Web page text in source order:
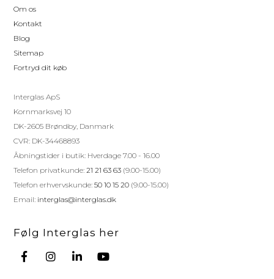
Om os
Kontakt
Blog
Sitemap
Fortryd dit køb
Interglas ApS
Kornmarksvej 10
DK-2605 Brøndby, Danmark
CVR: DK-34468893
Åbningstider i butik: Hverdage 7.00 - 16.00
Telefon privatkunde:21 21 63 63 (9.00-15.00)
Telefon erhvervskunde:50 10 15 20 (9.00-15.00)
Email: interglas@interglas.dk
Følg Interglas her